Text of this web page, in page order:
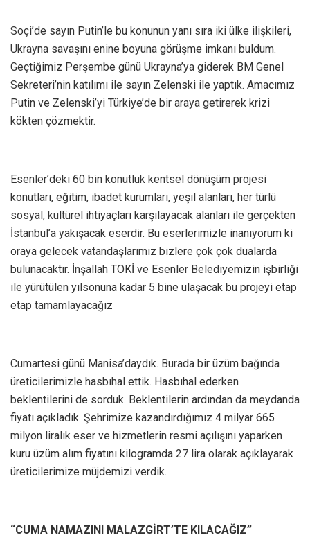
Soçi’de sayın Putin’le bu konunun yanı sıra iki ülke ilişkileri,
Ukrayna savaşını enine boyuna görüşme imkanı buldum.
Geçtiğimiz Perşembe günü Ukrayna’ya giderek BM Genel
Sekreteri’nin katılımı ile sayın Zelenski ile yaptık. Amacımız
Putin ve Zelenski’yi Türkiye’de bir araya getirerek krizi
kökten çözmektir.
Esenler’deki 60 bin konutluk kentsel dönüşüm projesi
konutları, eğitim, ibadet kurumları, yeşil alanları, her türlü
sosyal, kültürel ihtiyaçları karşılayacak alanları ile gerçekten
İstanbul’a yakışacak eserdir. Bu eserlerimizle inanıyorum ki
oraya gelecek vatandaşlarımız bizlere çok çok dualarda
bulunacaktır. İnşallah TOKİ ve Esenler Belediyemizin işbirliği
ile yürütülen yılsonuna kadar 5 bine ulaşacak bu projeyi etap
etap tamamlayacağız
Cumartesi günü Manisa’daydık. Burada bir üzüm bağında
üreticilerimizle hasbıhal ettik. Hasbıhal ederken
beklentilerini de sorduk. Beklentilerin ardından da meydanda
fiyatı açıkladık. Şehrimize kazandırdığımız 4 milyar 665
milyon liralık eser ve hizmetlerin resmi açılışını yaparken
kuru üzüm alım fiyatını kilogramda 27 lira olarak açıklayarak
üreticilerimize müjdemizi verdik.
“CUMA NAMAZINI MALAZGİRT’TE KILACAĞIZ”